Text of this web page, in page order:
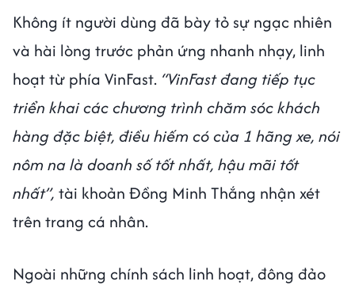
Không ít người dùng đã bày tỏ sự ngạc nhiên
và hài lòng trước phản ứng nhanh nhạy, linh
hoạt từ phía VinFast. “VinFast đang tiếp tục
triển khai các chương trình chăm sóc khách
hàng đặc biệt, điều hiếm có của 1 hãng xe, nói
nôm na là doanh số tốt nhất, hậu mãi tốt
nhất”, tài khoản Đồng Minh Thắng nhận xét
trên trang cá nhân.
Ngoài những chính sách linh hoạt, đông đảo